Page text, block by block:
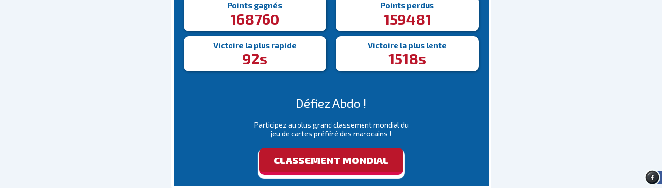
Points gagnés
168760
Points perdus
159481
Victoire la plus rapide
92s
Victoire la plus lente
1518s
Défiez Abdo !
Participez au plus grand classement mondial du
jeu de cartes préféré des marocains !
CLASSEMENT MONDIAL